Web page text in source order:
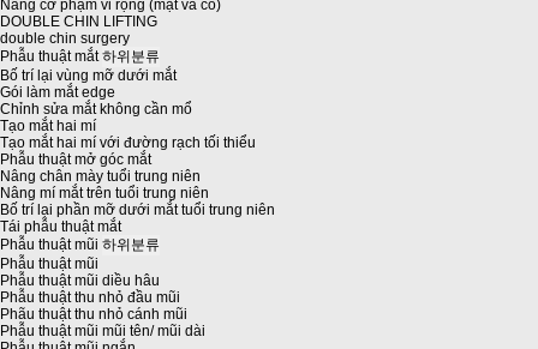
Nâng cơ phạm vi rộng (mặt và cổ)
DOUBLE CHIN LIFTING
double chin surgery
Phẫu thuật mắt 하위분류
Bố trí lại vùng mỡ dưới mắt
Gói làm mắt edge
Chỉnh sửa mắt không cần mổ
Tạo mắt hai mí
Tạo mắt hai mí với đường rạch tối thiểu
Phẫu thuật mở góc mắt
Nâng chân mày tuổi trung niên
Nâng mí mắt trên tuổi trung niên
Bố trí lại phần mỡ dưới mắt tuổi trung niên
Tái phẫu thuật mắt
Phẫu thuật mũi 하위분류
Phẫu thuật mũi
Phẫu thuật mũi diều hâu
Phẫu thuật thu nhỏ đầu mũi
Phãu thuật thu nhỏ cánh mũi
Phẫu thuật mũi mũi tên/ mũi dài